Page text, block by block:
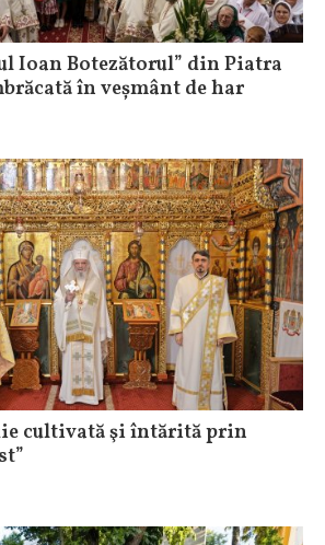
Ioan Botezătorul” din Piatra
în veșmânt de har
cultivată şi întărită prin